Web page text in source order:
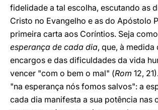
fidelidade a tal escolha, escutando as
Cristo no Evangelho e as do Apóstolo
primeira carta aos Coríntios. Seja
esperança de cada dia, que, à medida
encargos e das dificuldades da vida
vencer "com o bem o mal" (Rom 12,
"na esperança nós fomos salvos": a
cada dia manifesta a sua potência nas